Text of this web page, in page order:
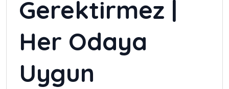
Gerektirmez |
Her Odaya
Uygun